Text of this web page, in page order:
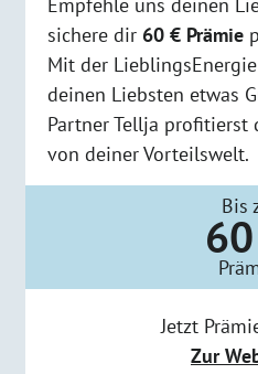
sichere dir 60 € Prämie
Mit der
deinen Liebsten etwas
Partner Tellja
von deiner Vorteilswelt.
Bis
Jetzt
Zur